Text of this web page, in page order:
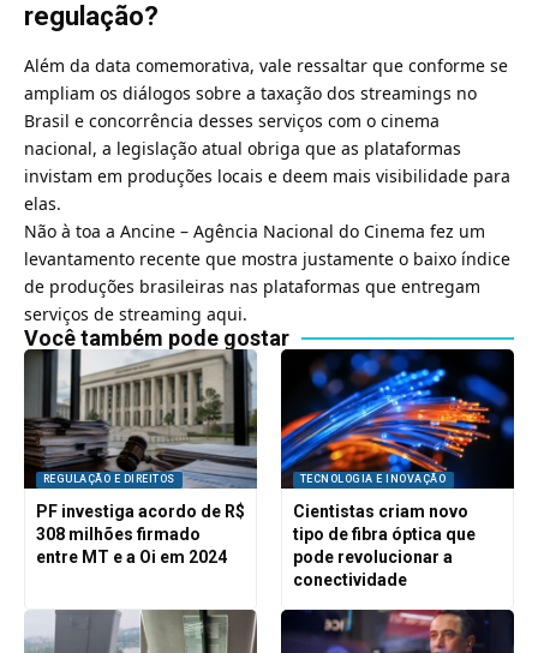
regulação?
Além da data comemorativa, vale ressaltar que conforme se
ampliam os diálogos sobre a taxação dos streamings no
Brasil e concorrência desses serviços com o cinema
nacional, a legislação atual obriga que as plataformas
invistam em produções locais e deem mais visibilidade para
elas.
Não à toa a Ancine – Agência Nacional do Cinema fez um
levantamento recente que mostra justamente o baixo índice
de produções brasileiras nas plataformas que entregam
serviços de streaming aqui.
Você também pode gostar
REGULAÇÃO E DIREITOS
PF investiga acordo de R$
308 milhões firmado
entre MT e a Oi em 2024
TECNOLOGIA E INOVAÇÃO
Cientistas criam novo
tipo de fibra óptica que
pode revolucionar a
conectividade